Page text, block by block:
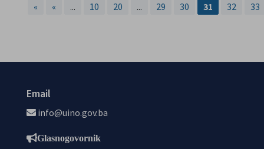
« « ... 10 20 ... 29 30 31 32 33
Email
info@uino.gov.ba
Glasnogovornik